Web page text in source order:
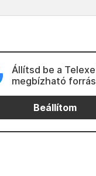
Állítsd be a
megbízható
Beállítom